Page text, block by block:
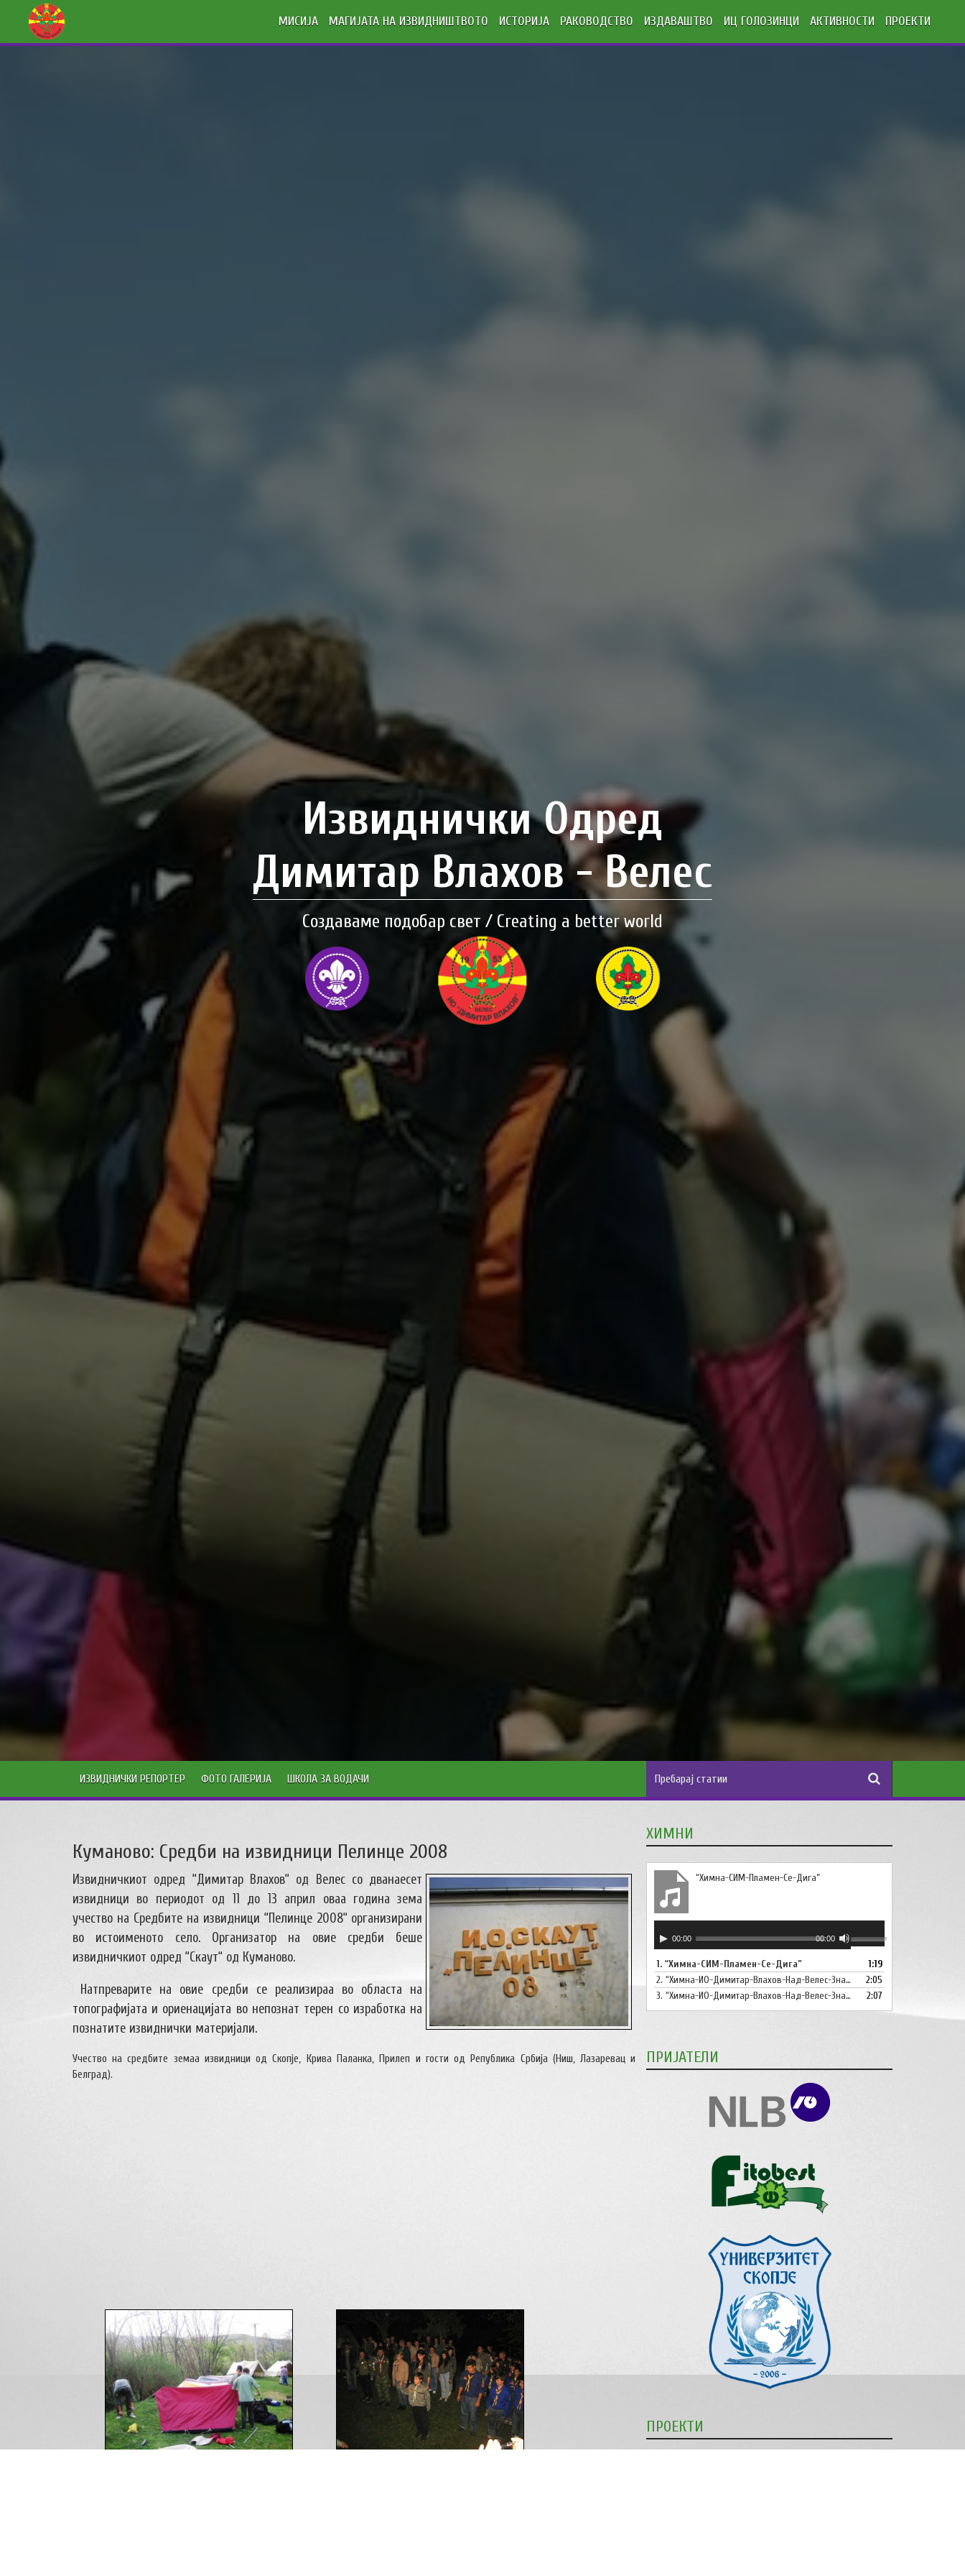
МИСИЈА МАГИЈАТА НА ИЗВИДНИШТВОТО ИСТОРИЈА РАКОВОДСТВО ИЗДАВАШТВО ИЦ ГОЛОЗИНЦИ АКТИВНОСТИ ПРОЕКТИ
Извиднички Одред
Димитар Влахов - Велес
Создаваме подобар свет / Creating a better world
ИЗВИДНИЧКИ РЕПОРТЕР ФОТО ГАЛЕРИЈА ШКОЛА ЗА ВОДАЧИ
Куманово: Средби на извидници Пелинце 2008
Извидничкиот одред “Димитар Влахов“ од Велес со дванаесет
извидници во периодот од 11 до 13 април оваа година зема
учество на Средбите на извидници “Пелинце 2008“ организирани
во истоименото село. Организатор на овие средби беше
извидничкиот одред “Скаут“ од Куманово.
Натпреварите на овие средби се реализираа во областа на
топографијата и ориенацијата во непознат терен со изработка на
познатите извиднички материјали.
Учество на средбите земаа извидници од Скопје, Крива Паланка, Прилеп и гости од Република Србија (Ниш, Лазаревац и
Белград).
ХИМНИ
“Химна-СИМ-Пламен-Се-Дига”
плејер00:00 00:00
ги
копшињата
Горна
стрела/
Долна
или
1.“Химна-СИМ-Пламен-Се-Дига”
1:19
2.“Химна-ИО-Димитар-Влахов-Над-Велес-Знаме-Се-Вее”
2:05
3.“Химна-ИО-Димитар-Влахов-Над-Велес-Знаме-Се-Вее-Инструментал” 2:07
ПРИЈАТЕЛИ
ПРОЕКТИ